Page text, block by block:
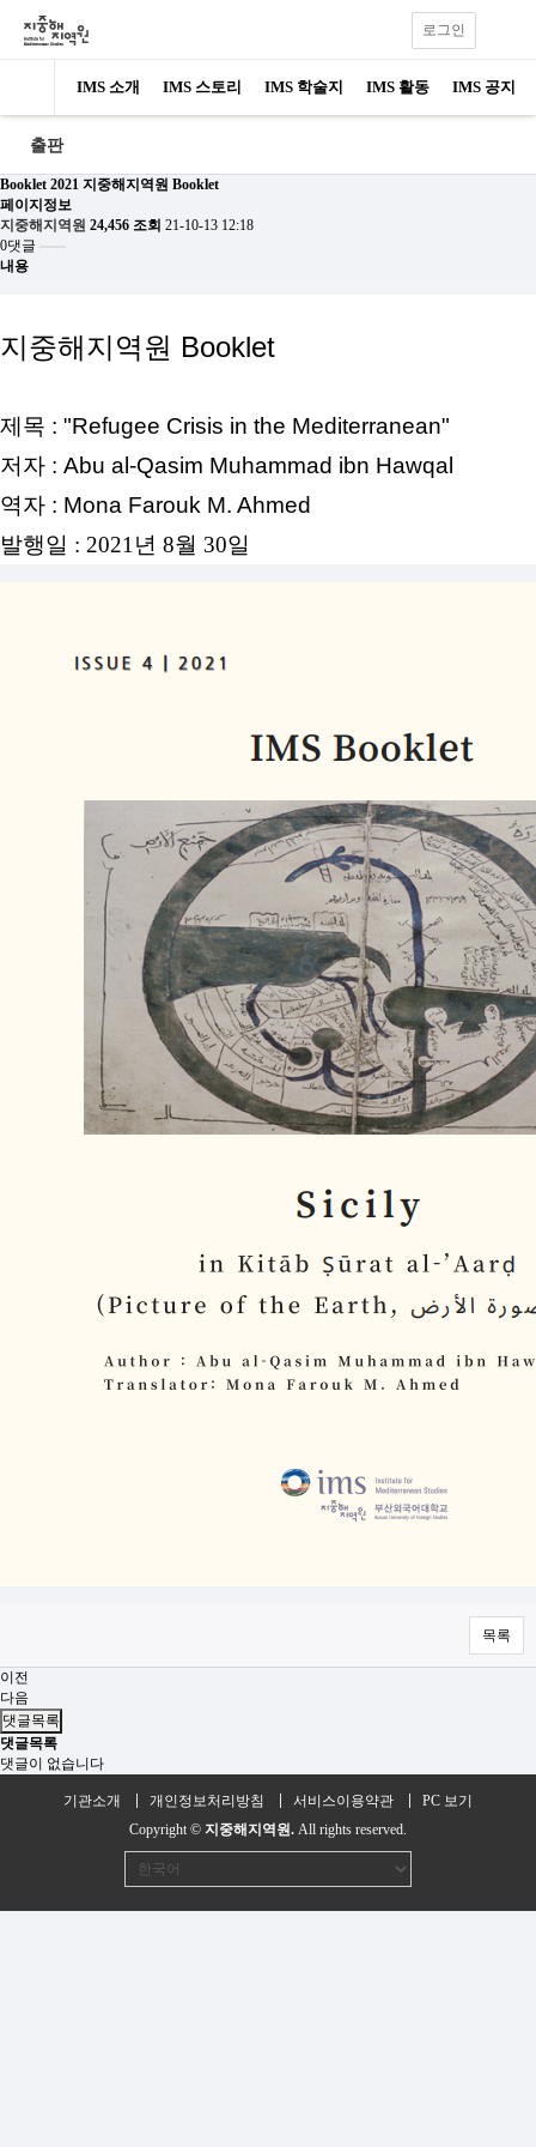
IMS 소개 IMS 스토리 IMS 학술지 IMS 활동 IMS 공지
로그인
출판
Booklet 2021 지중해지역원 Booklet
페이지정보
지중해지역원 24,456 조회 21-10-13 12:18
0댓글
내용
지중해지역원 Booklet
제목 : "Refugee Crisis in the Mediterranean"
저자 : Abu al-Qasim Muhammad ibn Hawqal
역자 : Mona Farouk M. Ahmed
발행일 : 2021년 8월 30일
목록
이전
다음
댓글목록
댓글목록
댓글이 없습니다
기관소개 개인정보처리방침 서비스이용약관
PC 보기
Copyright © 지중해지역원. All rights reserved.